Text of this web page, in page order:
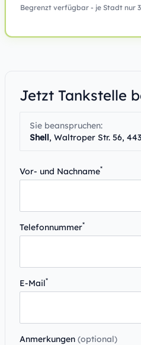
Begrenzt verfügbar - je Stadt nur
Jetzt Tankstelle
Sie beanspruchen:
Shell, Waltroper Str. 56,
Vor- und Nachname*
Telefonnummer*
E-Mail*
Anmerkungen (optional)